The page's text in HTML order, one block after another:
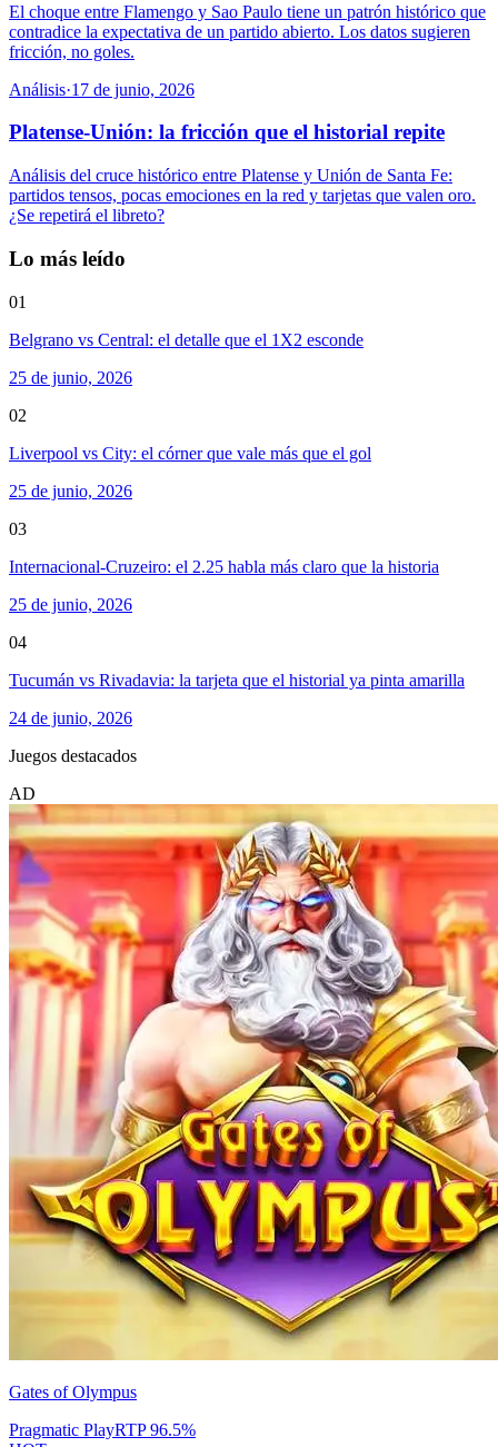
El choque entre Flamengo y Sao Paulo tiene un patrón histórico que
contradice la expectativa de un partido abierto. Los datos sugieren
fricción, no goles.
Análisis·17 de junio, 2026
Platense-Unión: la fricción que el historial repite
Análisis del cruce histórico entre Platense y Unión de Santa Fe:
partidos tensos, pocas emociones en la red y tarjetas que valen oro.
¿Se repetirá el libreto?
Lo más leído
01
Belgrano vs Central: el detalle que el 1X2 esconde
25 de junio, 2026
02
Liverpool vs City: el córner que vale más que el gol
25 de junio, 2026
03
Internacional-Cruzeiro: el 2.25 habla más claro que la historia
25 de junio, 2026
04
Tucumán vs Rivadavia: la tarjeta que el historial ya pinta amarilla
24 de junio, 2026
Juegos destacados
AD
Gates of Olympus
Pragmatic PlayRTP96.5%